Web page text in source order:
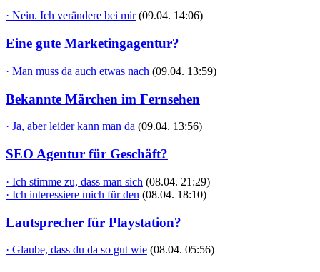
· Nein. Ich verändere bei mir (09.04. 14:06)
Eine gute Marketingagentur?
· Man muss da auch etwas nach (09.04. 13:59)
Bekannte Märchen im Fernsehen
· Ja, aber leider kann man da (09.04. 13:56)
SEO Agentur für Geschäft?
· Ich stimme zu, dass man sich (08.04. 21:29)
· Ich interessiere mich für den (08.04. 18:10)
Lautsprecher für Playstation?
· Glaube, dass du da so gut wie (08.04. 05:56)